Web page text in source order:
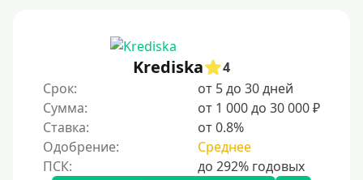
Krediska
4
Срок:
от 5 до 30 дней
Сумма:
от 1 000 до 30 000 ₽
Ставка:
от 0.8%
Одобрение:
Среднее